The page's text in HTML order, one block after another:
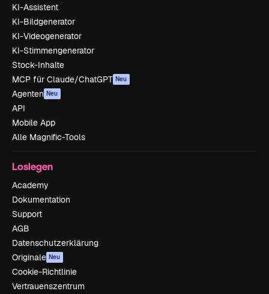
KI-Assistent
KI-Bildgenerator
KI-Videogenerator
KI-Stimmengenerator
Stock-Inhalte
MCP für Claude/ChatGPT Neu
Agenten Neu
API
Mobile App
Alle Magnific-Tools
Loslegen
Academy
Dokumentation
Support
AGB
Datenschutzerklärung
Originale Neu
Cookie-Richtlinie
Vertrauenszentrum